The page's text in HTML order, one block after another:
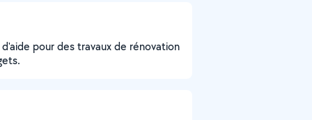
pour des travaux de rénovation